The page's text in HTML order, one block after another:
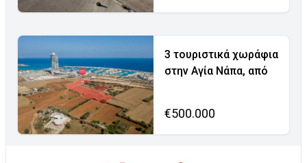
3 τουριστικά χωράφια
στην Αγία Νάπα, από
€500.000